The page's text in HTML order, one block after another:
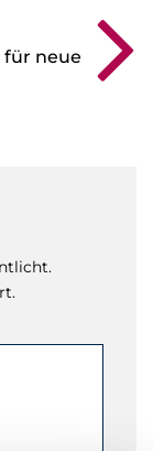
für neue